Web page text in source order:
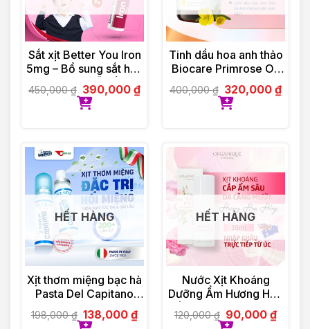
Sắt xịt Better You Iron
5mg – Bổ sung sắt hữu
cơ dạng xịt, dễ hấp thu
450,000₫ 390,000₫
Tinh dầu hoa anh thảo
Biocare Primrose Oil
(30 viên)
400,000₫ 320,000₫
HẾT HÀNG
Xịt thơm miệng bạc hà
Pasta Del Capitano
(15ml)
198,000₫ 138,000₫
HẾT HÀNG
Nước Xịt Khoáng
Dưỡng Ẩm Hương Hoa
Hồng Organique Rose
Rehydrating Mist 30ml
120,000₫ 90,000₫